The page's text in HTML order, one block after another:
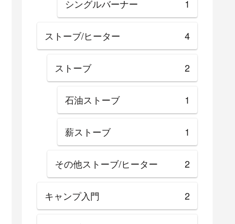
シングルバーナー 1
ストーブ/ヒーター 4
ストーブ 2
石油ストーブ 1
薪ストーブ 1
その他ストーブ/ヒーター 2
キャンプ入門 2